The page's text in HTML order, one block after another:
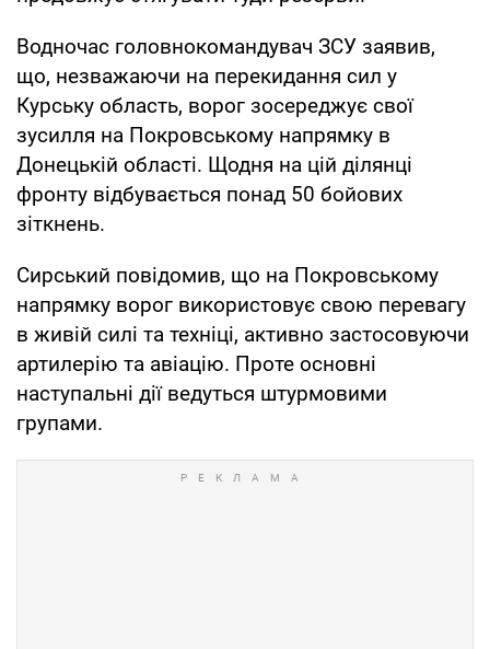
Водночас головнокомандувач ЗСУ заявив,
що, незважаючи на перекидання сил у
Курську область, ворог зосереджує свої
зусилля на Покровському напрямку в
Донецькій області. Щодня на цій ділянці
фронту відбувається понад 50 бойових
зіткнень.
Сирський повідомив, що на Покровському
напрямку ворог використовує свою перевагу
в живій силі та техніці, активно застосовуючи
артилерію та авіацію. Проте основні
наступальні дії ведуться штурмовими
групами.